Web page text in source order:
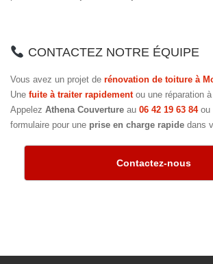
CONTACTEZ NOTRE ÉQUIPE
Vous avez un projet de rénovation de toiture à
Une fuite à traiter rapidement ou une réparation
Appelez Athena Couverture au 06 42 19 63 84ou
formulaire pour une prise en charge rapide dans
Contactez-nous